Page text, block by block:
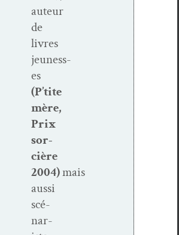
auteur
de
livres
jeuness­
es
(P’tite
mère,
Prix
sor­
cière
2004)mais
aus­si
scé­
nar­